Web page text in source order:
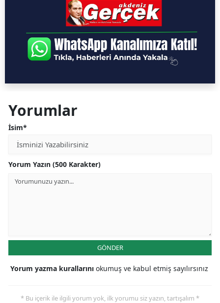
Yorumlar
İsim*
Yorum Yazın (500 Karakter)
GÖNDER
Yorum yazma kurallarını okumuş ve kabul etmiş sayılırsınız
* Bu içerik ile ilgili yorum yok, ilk yorumu siz yazın, tartışalım *